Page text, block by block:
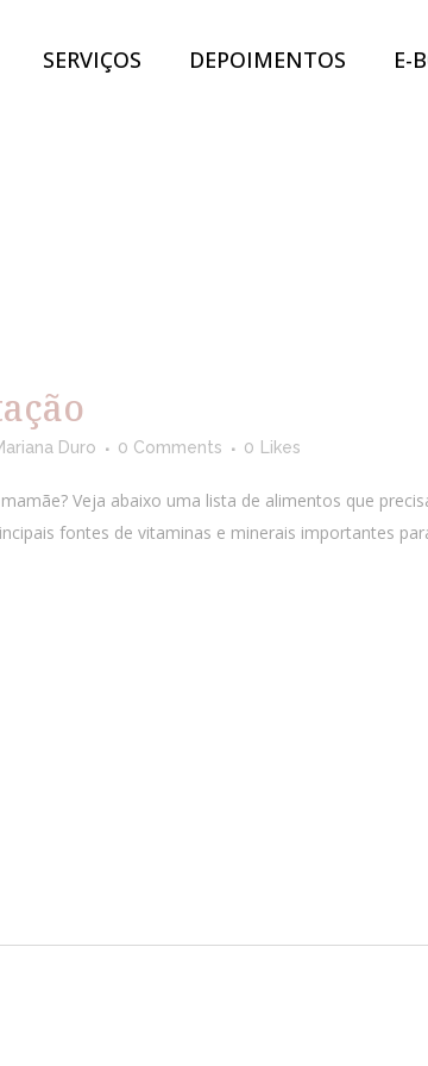
SERVIÇOS DEPOIMENTOS E-
Duro 0 Comments 0 Likes
Veja abaixo uma lista de alimentos que
fontes de vitaminas e minerais importantes